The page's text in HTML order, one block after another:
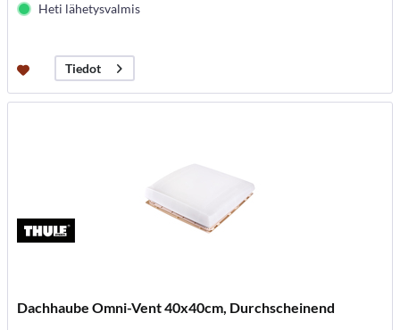
Heti lähetysvalmis
Tiedot
Dachhaube Omni-Vent 40x40cm, Durchscheinend